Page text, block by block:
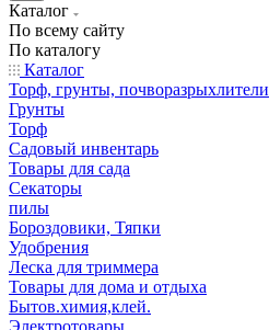
Каталог
По всему сайту
По каталогу
Каталог
Торф, грунты, почворазрыхлители
Грунты
Торф
Садовый инвентарь
Товары для сада
Секаторы
пилы
Бороздовики, Тяпки
Удобрения
Леска для триммера
Товары для дома и отдыха
Бытов.химия,клей.
Электротовары